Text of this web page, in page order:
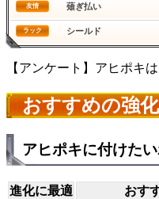
友情 薙ぎ払い
ラック シールド
【アンケート】アヒポキ
おすすめの強
アヒポキに付けた
進化に最適
おす